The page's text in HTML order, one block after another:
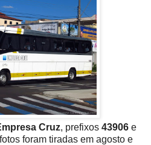
Cruz, prefixos 43906 e
foram tiradas em agosto e